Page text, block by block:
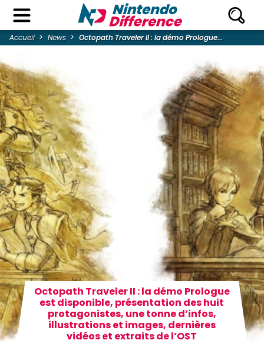
Accueil News Octopath Traveler II : la démo Prologue...
Octopath Traveler II : la démo Prologue
est disponible, présentation des huit
protagonistes, une tonne d’infos,
illustrations et images, dernières
vidéos et extraits de l’OST